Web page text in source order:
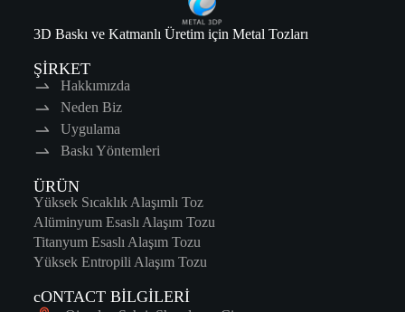
3D Baskı ve Katmanlı Üretim için Metal Tozları
ŞİRKET
Hakkımızda
Neden Biz
Uygulama
Baskı Yöntemleri
ÜRÜN
Yüksek Sıcaklık Alaşımlı Toz
Alüminyum Esaslı Alaşım Tozu
Titanyum Esaslı Alaşım Tozu
Yüksek Entropili Alaşım Tozu
cONTACT BİLGİLERİ